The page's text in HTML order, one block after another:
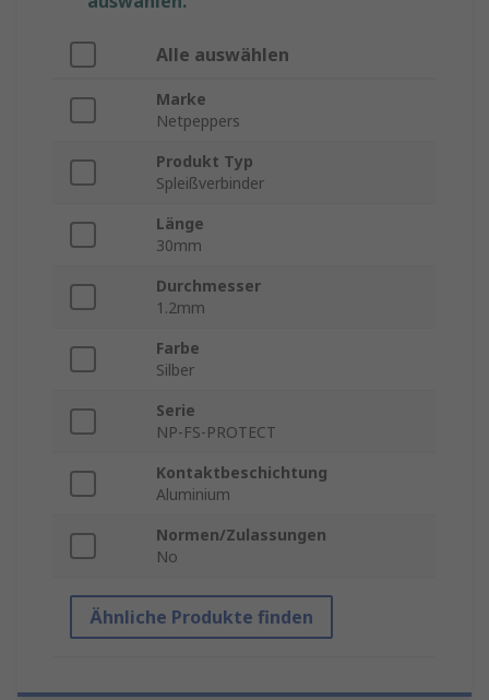
Alle auswählen
Marke
Netpeppers
Produkt Typ
Spleißverbinder
Länge
30mm
Durchmesser
1.2mm
Farbe
Silber
Serie
NP-FS-PROTECT
Kontaktbeschichtung
Aluminium
Normen/Zulassungen
No
Ähnliche Produkte finden